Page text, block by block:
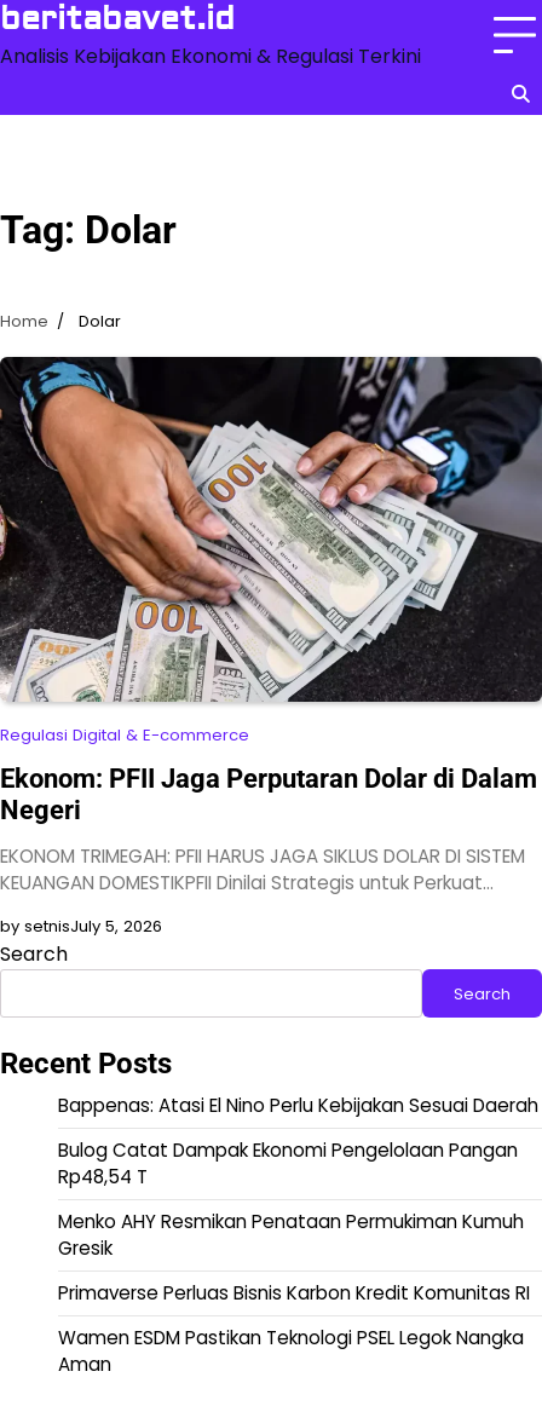
Skip
content
beritabavet.id
Analisis Kebijakan Ekonomi & Regulasi Terkini
Tag: Dolar
Home Dolar
Regulasi Digital & E-commerce
Ekonom: PFII Jaga Perputaran Dolar di Dalam
Negeri
EKONOM TRIMEGAH: PFII HARUS JAGA SIKLUS DOLAR DI SISTEM
KEUANGAN DOMESTIKPFII Dinilai Strategis untuk Perkuat…
by setnisJuly 5, 2026
Search
Search
Recent Posts
Bappenas: Atasi El Nino Perlu Kebijakan Sesuai Daerah
Bulog Catat Dampak Ekonomi Pengelolaan Pangan
Rp48,54 T
Menko AHY Resmikan Penataan Permukiman Kumuh
Gresik
Primaverse Perluas Bisnis Karbon Kredit Komunitas RI
Wamen ESDM Pastikan Teknologi PSEL Legok Nangka
Aman